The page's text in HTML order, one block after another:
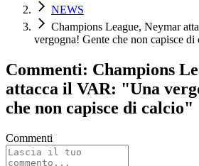
NEWS
Champions League, Neymar
vergogna! Gente che non capisce di
Commenti: Champions
attacca il VAR: "Una
che non capisce di calcio"
Commenti